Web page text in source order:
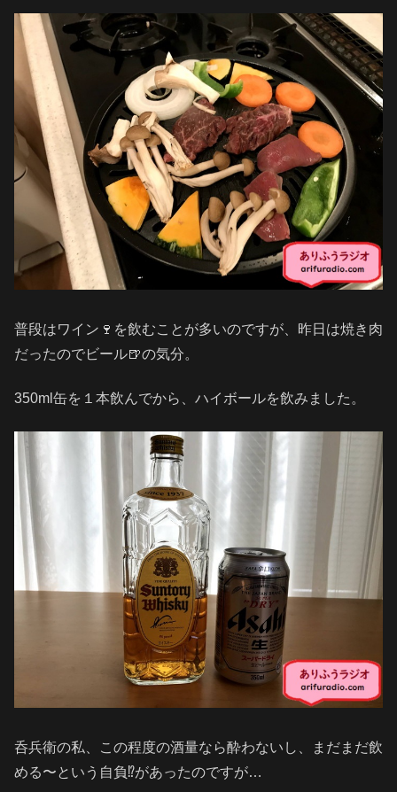
普段はワイン🍷を飲むことが多いのですが、昨日は焼き肉
だったのでビール🍺の気分。
350ml缶を１本飲んでから、ハイボールを飲みました。
呑兵衛の私、この程度の酒量なら酔わないし、まだまだ飲
める〜という自負⁉️があったのですが…